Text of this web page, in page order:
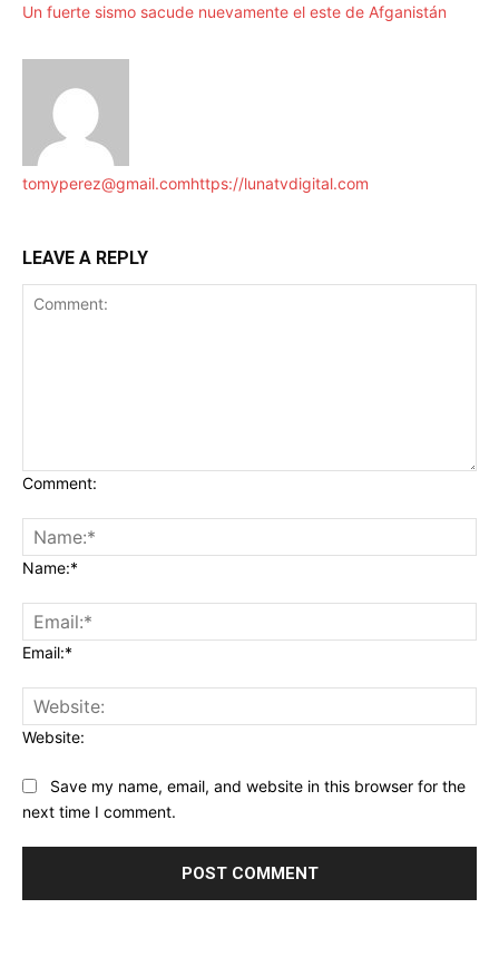
Un fuerte sismo sacude nuevamente el este de Afganistán
tomyperez@gmail.comhttps://lunatvdigital.com
LEAVE A REPLY
Comment:
Name:*
Email:*
Website:
Save my name, email, and website in this browser for the
next time I comment.